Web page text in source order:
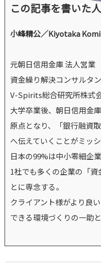
この記事を書いた人
小峰精公／Kiyotaka
元朝日信用金庫 法人営業
資金繰り解決コンサルタ
V-Spirits総合研究所株式
大学卒業後、朝日信用金
原点となり、「銀行融資
へ伝えていくことがミッ
日本の99%は中小零細企
1社でも多くの企業の「
とに専念する。
クライアント様がより良
できる環境づくりの一助